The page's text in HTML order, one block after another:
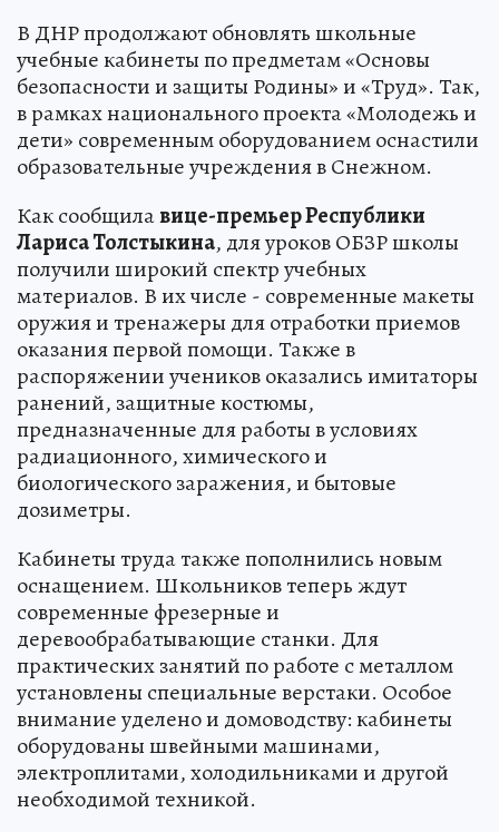
В ДНР продолжают обновлять школьные
учебные кабинеты по предметам «Основы
безопасности и защиты Родины» и «Труд». Так,
в рамках национального проекта «Молодежь и
дети» современным оборудованием оснастили
образовательные учреждения в Снежном.
Как сообщилавице-премьер Республики
Лариса Толстыкина, для уроков ОБЗР школы
получили широкий спектр учебных
материалов. В их числе - современные макеты
оружия и тренажеры для отработки приемов
оказания первой помощи. Также в
распоряжении учеников оказались имитаторы
ранений, защитные костюмы,
предназначенные для работы в условиях
радиационного, химического и
биологического заражения, и бытовые
дозиметры.
Кабинеты труда также пополнились новым
оснащением. Школьников теперь ждут
современные фрезерные и
деревообрабатывающие станки. Для
практических занятий по работе с металлом
установлены специальные верстаки. Особое
внимание уделено и домоводству: кабинеты
оборудованы швейными машинами,
электроплитами, холодильниками и другой
необходимой техникой.